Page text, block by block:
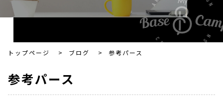
トップページ > ブログ > 参考パース
参考パース